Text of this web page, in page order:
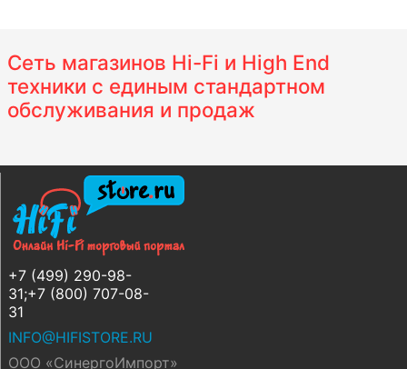
Сеть магазинов Hi-Fi и High End
техники с единым стандартном
обслуживания и продаж
+7 (499) 290-98-
31;+7 (800) 707-08-
31
INFO@HIFISTORE.RU
ООО «СинергоИмпорт»